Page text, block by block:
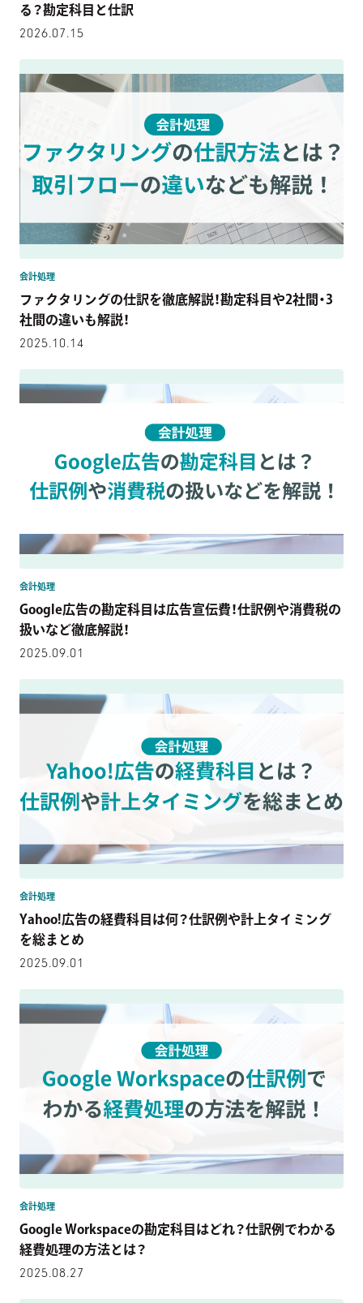
る？勘定科目と仕訳
2026.07.15
会計処理
ファクタリングの仕訳を徹底解説！勘定科目や2社間・3
社間の違いも解説！
2025.10.14
会計処理
Google広告の勘定科目は広告宣伝費！仕訳例や消費税の
扱いなど徹底解説！
2025.09.01
会計処理
Yahoo!広告の経費科目は何？仕訳例や計上タイミング
を総まとめ
2025.09.01
会計処理
Google Workspaceの勘定科目はどれ？仕訳例でわかる
経費処理の方法とは？
2025.08.27